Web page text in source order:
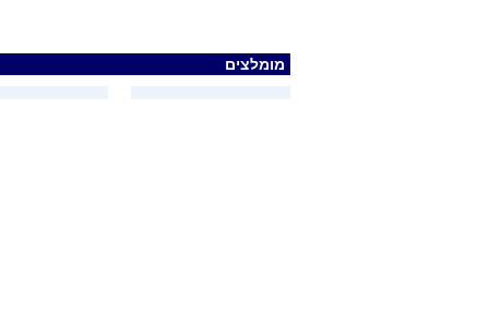
מומלצים